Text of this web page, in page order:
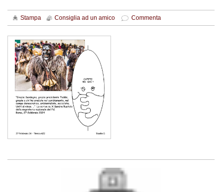
Stampa Consiglia ad un amico Commenta